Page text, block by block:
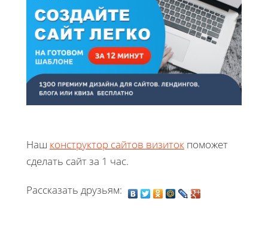
Наш конструктор сайтов визиток поможет
сделать сайт за 1 час.
Рассказать друзьям: